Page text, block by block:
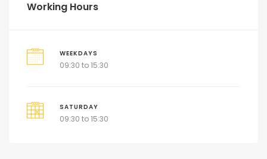
Working Hours
WEEKDAYS
09:30 to 15:30
SATURDAY
09:30 to 15:30